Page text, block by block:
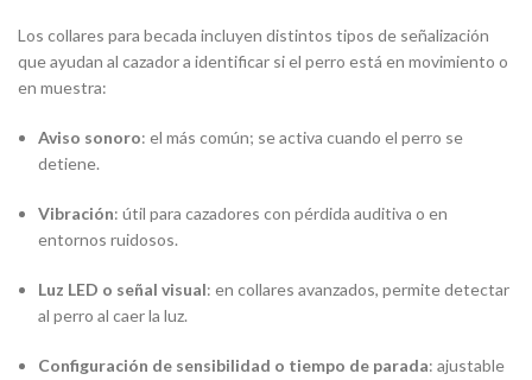
Los collares para becada incluyen distintos tipos de señalización
que ayudan al cazador a identificar si el perro está en movimiento o
en muestra:
Aviso sonoro: el más común; se activa cuando el perro se
detiene.
Vibración: útil para cazadores con pérdida auditiva o en
entornos ruidosos.
Luz LED o señal visual: en collares avanzados, permite detectar
al perro al caer la luz.
Configuración de sensibilidad o tiempo de parada: ajustable